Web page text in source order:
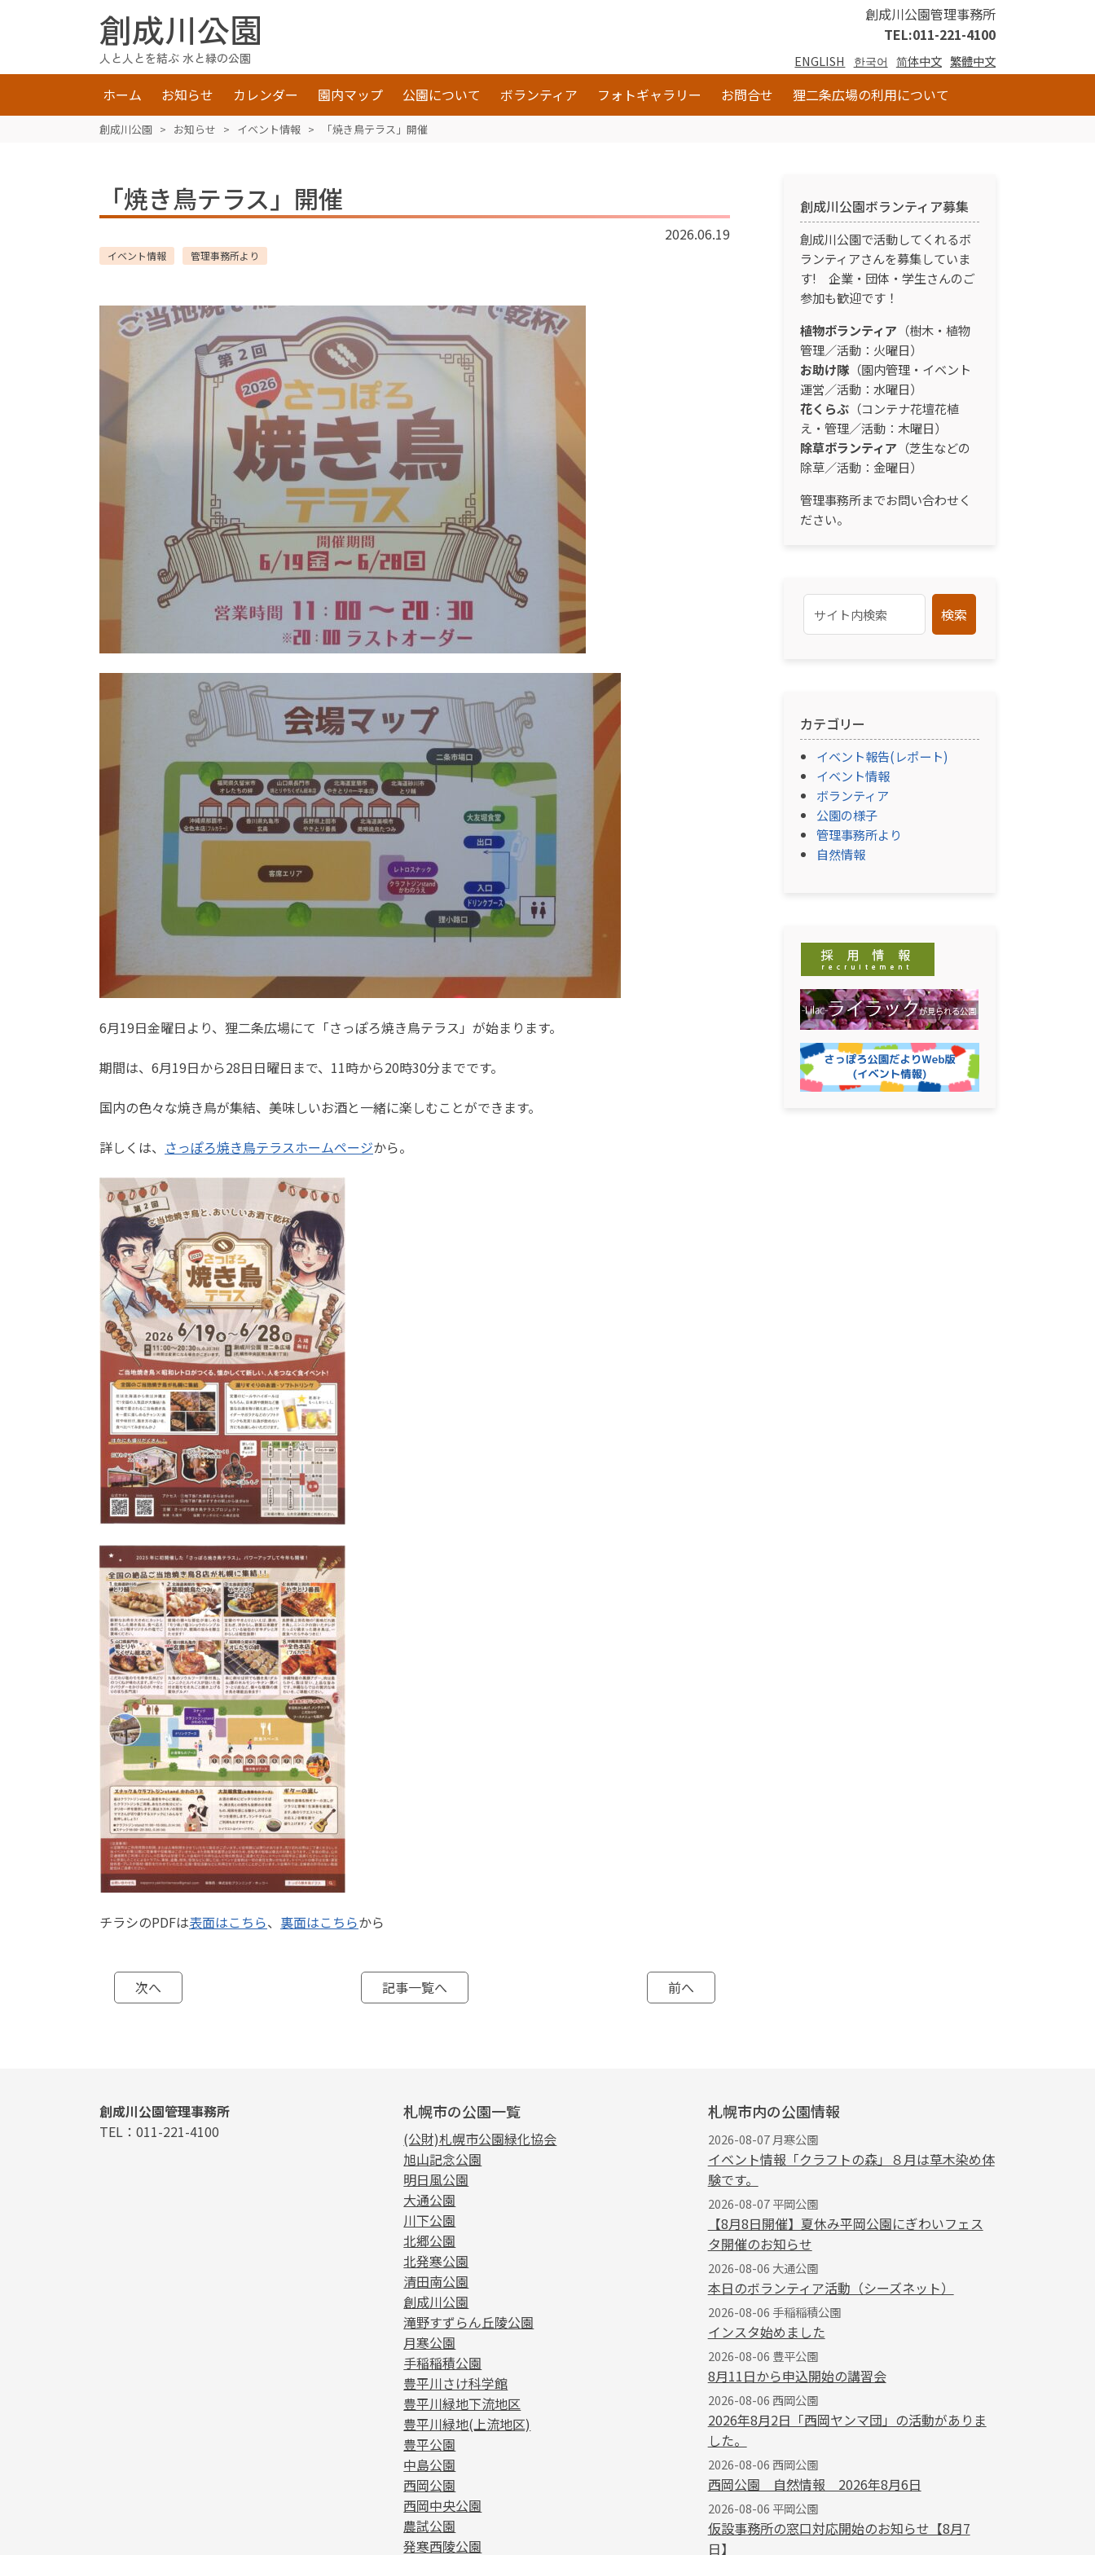
創成川公園
人と人とを結ぶ 水と緑の公園
創成川公園管理事務所
TEL:011-221-4100
ENGLISH 한국어 简体中文 繁體中文
ホーム お知らせ カレンダー 園内マップ 公園について ボランティア フォトギャラリー お問合せ 狸二条広場の利用について
創成川公園 > お知らせ > イベント情報 > 「焼き鳥テラス」開催
「焼き鳥テラス」開催
2026.06.19
イベント情報 管理事務所より
6月19日金曜日より、狸二条広場にて「さっぽろ焼き鳥テラス」が始まります。
期間は、6月19日から28日日曜日まで、11時から20時30分までです。
国内の色々な焼き鳥が集結、美味しいお酒と一緒に楽しむことができます。
詳しくは、 さっぽろ焼き鳥テラスホームページから。
チラシのPDFは表面はこちら、 裏面はこちらから
次へ 記事一覧へ 前へ
創成川公園ボランティア募集
創成川公園で活動してくれるボ
ランティアさんを募集していま
す! 企業・団体・学生さんのご
参加も歓迎です！
植物ボランティア （樹木・植物
管理／活動：火曜日）
お助け隊 （園内管理・イベント
運営／活動：水曜日）
花くらぶ （コンテナ花壇花植
え・管理／活動：木曜日）
除草ボランティア （芝生などの
除草／活動：金曜日）
管理事務所までお問い合わせく
ださい。
検索
カテゴリー
イベント報告(レポート)
イベント情報
ボランティア
公園の様子
管理事務所より
自然情報
創成川公園管理事務所
TEL：011-221-4100
札幌市の公園一覧
(公財)札幌市公園緑化協会
旭山記念公園
明日風公園
大通公園
川下公園
北郷公園
北発寒公園
清田南公園
創成川公園
滝野すずらん丘陵公園
月寒公園
手稲稲積公園
豊平川さけ科学館
豊平川緑地下流地区
豊平川緑地(上流地区)
豊平公園
中島公園
西岡公園
西岡中央公園
農試公園
発寒西陵公園
札幌市内の公園情報
2026-08-07 月寒公園
イベント情報「クラフトの森」８月は草木染め体
験です。
2026-08-07 平岡公園
【8月8日開催】夏休み平岡公園にぎわいフェス
タ開催のお知らせ
2026-08-06 大通公園
本日のボランティア活動（シーズネット）
2026-08-06 手稲稲積公園
インスタ始めました
2026-08-06 豊平公園
8月11日から申込開始の講習会
2026-08-06 西岡公園
2026年8月2日「西岡ヤンマ団」の活動がありま
した。
2026-08-06 西岡公園
西岡公園 自然情報 2026年8月6日
2026-08-06 平岡公園
仮設事務所の窓口対応開始のお知らせ【8月7
日】